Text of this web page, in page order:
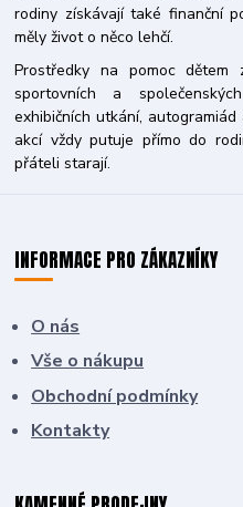
rodiny získávají také finanční
měly život o něco lehčí.
Prostředky na pomoc dětem
sportovních a
exhibičních utkání,
akcí vždy putuje přímo do
přáteli starají.
INFORMACE PRO ZÁKAZNÍKY
O nás
Vše o nákupu
Obchodní podmínky
Kontakty